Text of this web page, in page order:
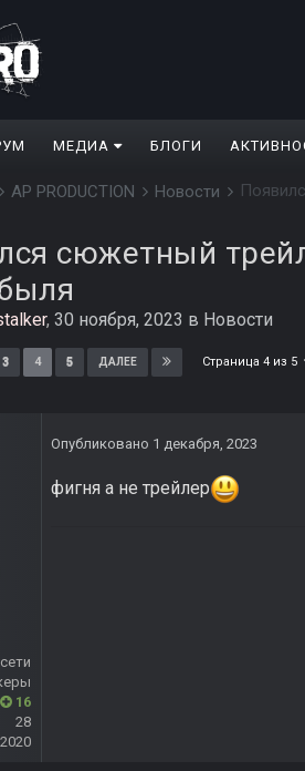
МЕДИА БЛОГИ
AP PRODUCTION Новости
сюжетный
, 30 ноября, 2023 в Новости
3 4 5 ДАЛЕЕ Страница 4 из 5
16
28
Опубликовано 1 декабря, 2023
фигня а не трейлер